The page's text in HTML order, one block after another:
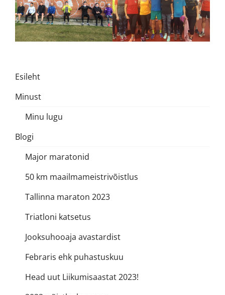
Esileht
Minust
Minu lugu
Blogi
Major maratonid
50 km maailmameistrivõistlus
Tallinna maraton 2023
Triatloni katsetus
Jooksuhooaja avastardist
Febraris ehk puhastuskuu
Head uut Liikumisaastat 2023!